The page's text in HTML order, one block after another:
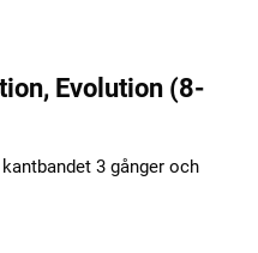
Evolution (8-
3 gånger och